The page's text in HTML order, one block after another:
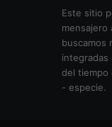
Este sitio
mensajero
buscamos
del tiempo
- especie.